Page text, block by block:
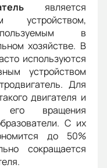
является
устройством,
в
хозяйстве. В
используются
устройством
Для
двигателя и
его вращения
С их
до 50%
сокращается